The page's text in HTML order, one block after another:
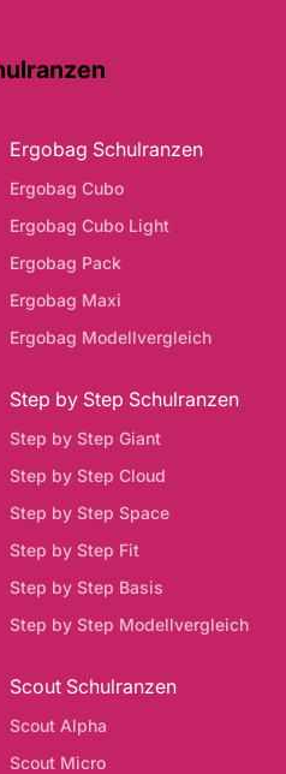
Ergobag Schulranzen
Ergobag Cubo
Ergobag Cubo Light
Ergobag Pack
Ergobag Maxi
Ergobag Modellvergleich
Step by Step Schulranzen
Step by Step Giant
Step by Step Cloud
Step by Step Space
Step by Step Fit
Step by Step Basis
Step by Step Modellvergleich
Scout Schulranzen
Scout Alpha
Scout Micro